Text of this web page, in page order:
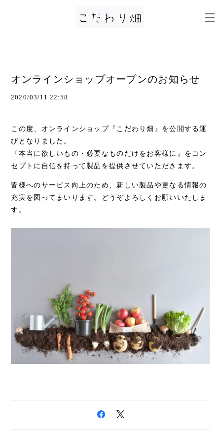
オンラインショップオープンのお知らせ
2020/03/11 22:58
この度、オンラインショップ『こだわり畑』を公開する運
びとなりました。
『本当に欲しいもの・必要なものだけをお客様に』をコン
セプトに自信を持って製品を提供させていただきます。
皆様へのサービス向上のため、新しい製品や更なる情報の
充実を図ってまいります。どうぞよろしくお願いいたしま
す。